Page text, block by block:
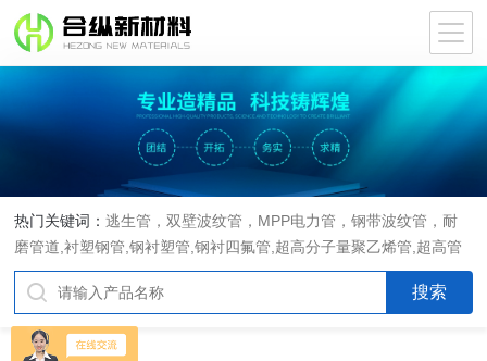
热门关键词：逃生管，双壁波纹管，MPP电力管，钢带波纹管，耐
磨管道,衬塑钢管,钢衬塑管,钢衬四氟管,超高分子量聚乙烯管,超高管